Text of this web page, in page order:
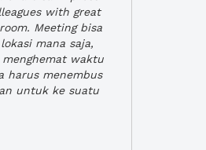
with great
Meeting bisa
mana saja,
menghemat waktu
harus menembus
untuk ke suatu